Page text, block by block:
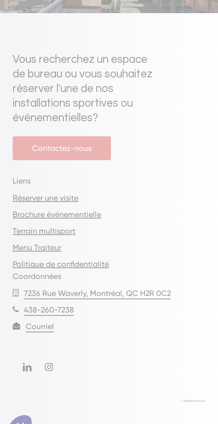
Vous recherchez un espace
de bureau ou vous souhaitez
réserver l'une de nos
installations sportives ou
événementielles?
Contactez-nous
Liens
Réserver une visite
Brochure événementielle
Terrain multisport
Menu Traiteur
Politique de confidentialité
Coordonnées
7236 Rue Waverly, Montréal, QC H2R 0C2
438-260-7238
Courriel
©2026 Espaces Waverly